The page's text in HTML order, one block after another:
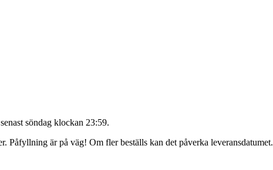
söndag klockan 23:59.
Påfyllning är på väg! Om fler beställs kan det påverka leveransdatumet.